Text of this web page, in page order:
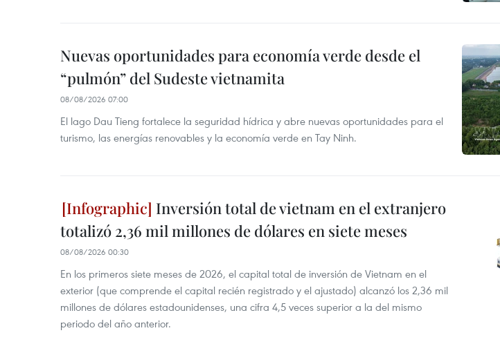
Nuevas oportunidades para economía verde desde el
“pulmón” del Sudeste vietnamita
08/08/2026 07:00
El lago Dau Tieng fortalece la seguridad hídrica y abre nuevas oportunidades para el
turismo, las energías renovables y la economía verde en Tay Ninh.
Inversión total de vietnam en el extranjero
totalizó 2,36 mil millones de dólares en siete meses
08/08/2026 00:30
En los primeros siete meses de 2026, el capital total de inversión de Vietnam en el
exterior (que comprende el capital recién registrado y el ajustado) alcanzó los 2,36 mil
millones de dólares estadounidenses, una cifra 4,5 veces superior a la del mismo
periodo del año anterior.